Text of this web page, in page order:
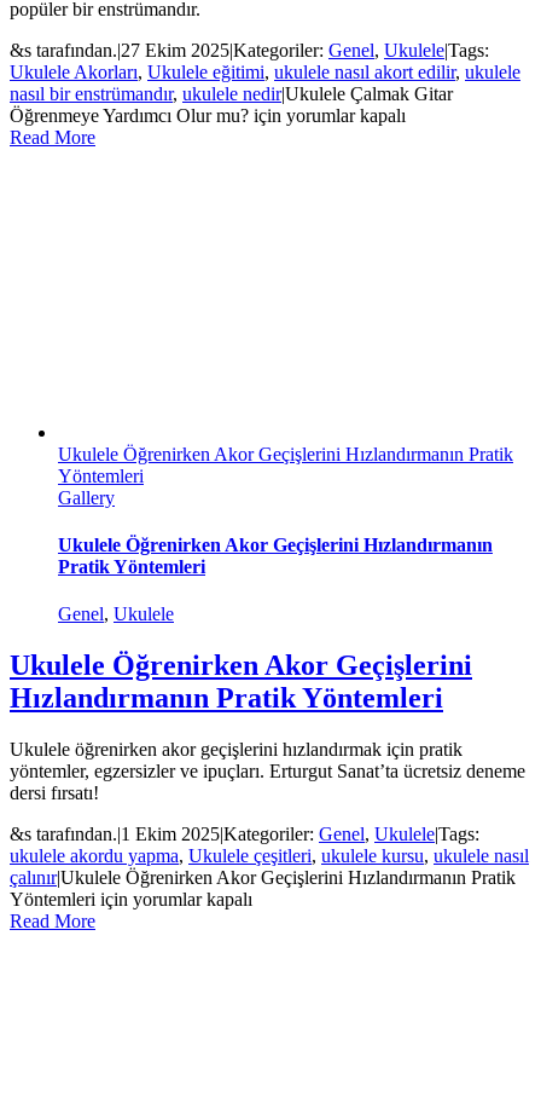
popüler bir enstrümandır.
&s tarafından.|27 Ekim 2025|Kategoriler: Genel, Ukulele|Tags:
Ukulele Akorları, Ukulele eğitimi, ukulele nasıl akort edilir, ukulele
nasıl bir enstrümandır, ukulele nedir|Ukulele Çalmak Gitar
Öğrenmeye Yardımcı Olur mu? için yorumlar kapalı
Read More
Ukulele Öğrenirken Akor Geçişlerini Hızlandırmanın Pratik
Yöntemleri
Gallery
Ukulele Öğrenirken Akor Geçişlerini Hızlandırmanın
Pratik Yöntemleri
Genel, Ukulele
Ukulele Öğrenirken Akor Geçişlerini
Hızlandırmanın Pratik Yöntemleri
Ukulele öğrenirken akor geçişlerini hızlandırmak için pratik
yöntemler, egzersizler ve ipuçları. Erturgut Sanat’ta ücretsiz deneme
dersi fırsatı!
&s tarafından.|1 Ekim 2025|Kategoriler: Genel, Ukulele|Tags:
ukulele akordu yapma, Ukulele çeşitleri, ukulele kursu, ukulele nasıl
çalınır|Ukulele Öğrenirken Akor Geçişlerini Hızlandırmanın Pratik
Yöntemleri için yorumlar kapalı
Read More